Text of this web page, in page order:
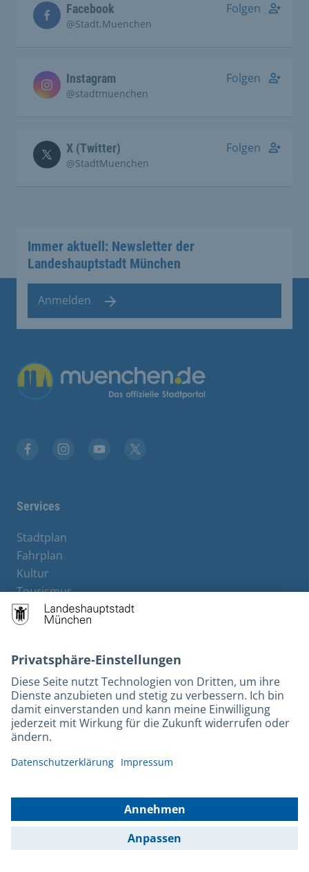
Facebook
@Stadt.Muenchen
Folgen
Instagram
@stadtmuenchen
Folgen
X (Twitter)
@StadtMuenchen
Folgen
Immer aktuell: Newsletter der
Landeshauptstadt München
Anmelden
Übergreifende Links
Services
Stadtplan
Fahrplan
Kultur
Tourismus
M-Strom
Bürgerservice
Rechtliches und Kontakt
Barrierefreiheit
Leichte Sprache
Gebärdensprache
Kontakt